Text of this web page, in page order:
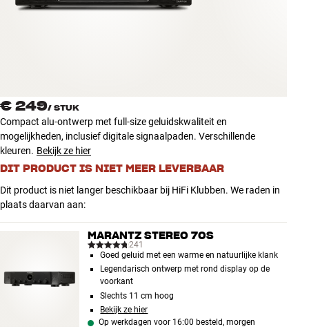
Accessoires
NIEUW
AANBIEDINGEN
Winkels
Klantenservice
€ 249/ STUK
Compact alu-ontwerp met full-size geluidskwaliteit en
mogelijkheden, inclusief digitale signaalpaden. Verschillende
kleuren. Bekijk ze hier
DIT PRODUCT IS NIET MEER LEVERBAAR
Dit product is niet langer beschikbaar bij HiFi Klubben. We raden in
plaats daarvan aan:
MARANTZ STEREO 70S
241
Goed geluid met een warme en natuurlijke klank
Legendarisch ontwerp met rond display op de
voorkant
Slechts 11 cm hoog
Bekijk ze hier
Op werkdagen voor 16:00 besteld, morgen